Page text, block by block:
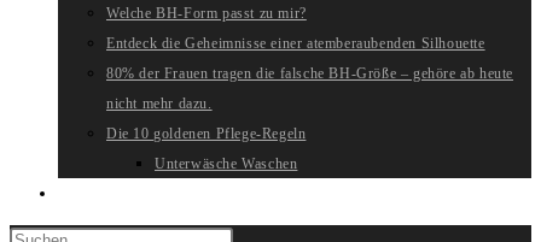
Welche BH-Form passt zu mir?
Entdeck die Geheimnisse einer atemberaubenden Silhouette
80% der Frauen tragen die falsche BH-Größe – gehöre ab heute
nicht mehr dazu.
Die 10 goldenen Pflege-Regeln
Unterwäsche Waschen
Suche